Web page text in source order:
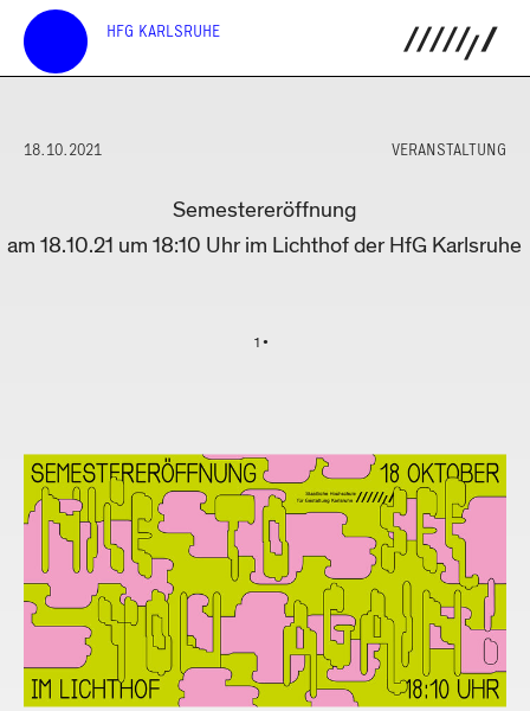
HFG KARLSRUHE
18.10.2021 VERANSTALTUNG
Semestereröffnung
am 18.10.21 um 18:10 Uhr im Lichthof der HfG Karlsruhe
1